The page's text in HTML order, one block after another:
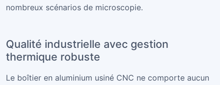
nombreux scénarios de microscopie.
Qualité industrielle avec gestion
thermique robuste
Le boîtier en aluminium usiné CNC ne comporte aucun